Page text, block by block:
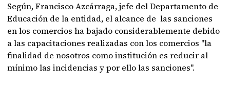
Según, Francisco Azcárraga, jefe del Departamento de
Educación de la entidad, el alcance de las sanciones
en los comercios ha bajado considerablemente debido
a las capacitaciones realizadas con los comercios "la
finalidad de nosotros como institución es reducir al
mínimo las incidencias y por ello las sanciones".